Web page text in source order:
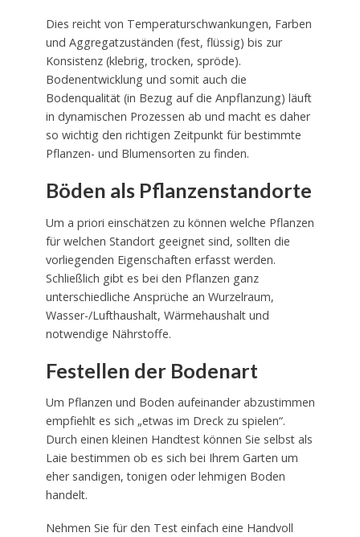
Dies reicht von Temperaturschwankungen, Farben
und Aggregatzuständen (fest, flüssig) bis zur
Konsistenz (klebrig, trocken, spröde).
Bodenentwicklung und somit auch die
Bodenqualität (in Bezug auf die Anpflanzung) läuft
in dynamischen Prozessen ab und macht es daher
so wichtig den richtigen Zeitpunkt für bestimmte
Pflanzen- und Blumensorten zu finden.
Böden als Pflanzenstandorte
Um a priori einschätzen zu können welche Pflanzen
für welchen Standort geeignet sind, sollten die
vorliegenden Eigenschaften erfasst werden.
Schließlich gibt es bei den Pflanzen ganz
unterschiedliche Ansprüche an Wurzelraum,
Wasser-/Lufthaushalt, Wärmehaushalt und
notwendige Nährstoffe.
Festellen der Bodenart
Um Pflanzen und Boden aufeinander abzustimmen
empfiehlt es sich „etwas im Dreck zu spielen“.
Durch einen kleinen Handtest können Sie selbst als
Laie bestimmen ob es sich bei Ihrem Garten um
eher sandigen, tonigen oder lehmigen Boden
handelt.
Nehmen Sie für den Test einfach eine Handvoll